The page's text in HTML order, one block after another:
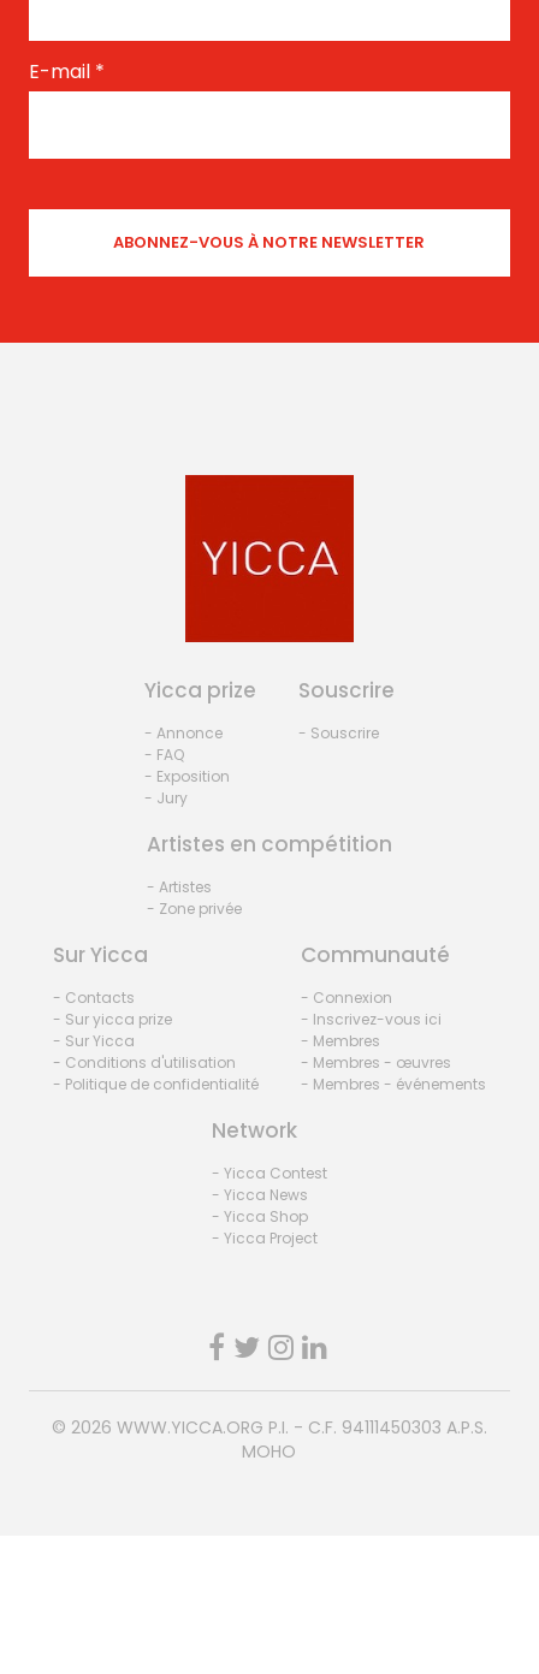
E-mail *
Yicca prize
- Annonce
- FAQ
- Exposition
- Jury
Souscrire
- Souscrire
Artistes en compétition
- Artistes
- Zone privée
Sur Yicca
- Contacts
- Sur yicca prize
- Sur Yicca
- Conditions d'utilisation
- Politique de confidentialité
Communauté
- Connexion
- Inscrivez-vous ici
- Membres
- Membres - œuvres
- Membres - événements
Network
- Yicca Contest
- Yicca News
- Yicca Shop
- Yicca Project
© 2026 WWW.YICCA.ORG P.I. - C.F. 94111450303 A.P.S.
MOHO